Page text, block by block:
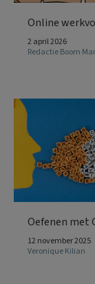
Online
2 april 2026
Redactie Boom
Oefenen met
12 november 2025
Veronique Kilian